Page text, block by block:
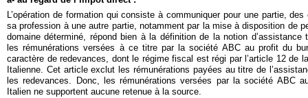
L’opération de formation qui consiste à communiquer pour une partie,
sa profession à une autre partie, notamment par la mise à disposition de
domaine déterminé, répond bien à la définition de la notion d’assistance
les rémunérations versées à ce titre par la société ABC au profit du
caractère de redevances, dont le régime fiscal est régi par l’article 12 de
Italienne. Cet article exclut les rémunérations payées au titre de
les redevances. Donc, les rémunérations versées par la société ABC
Italien ne supportent aucune retenue à la source.